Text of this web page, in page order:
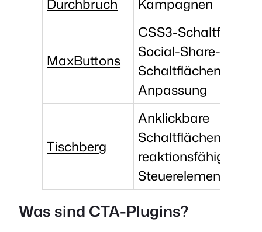
Durchbruch
Kampagnen
MaxButtons
CSS3-
Social-Share-
Schaltflächen,
Anpassung
Tischberg
Anklickbare
Schaltflächen in
reaktionsfähige
Steuerelemente
Was sind CTA-Plugins?